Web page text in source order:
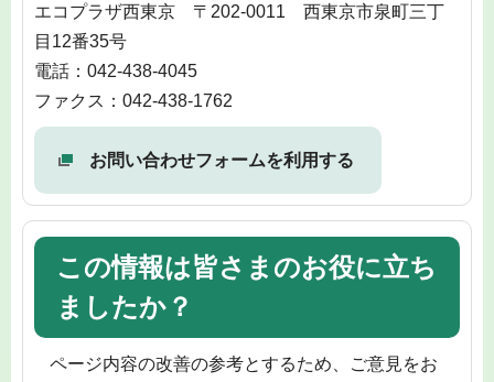
エコプラザ西東京 〒202-0011 西東京市泉町三丁
目12番35号
電話：042-438-4045
ファクス：042-438-1762
お問い合わせフォームを利用する
この情報は皆さまのお役に立ち
ましたか？
ページ内容の改善の参考とするため、ご意見をお